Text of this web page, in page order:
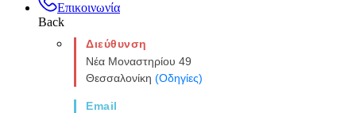
Επικοινωνία
Back
Διεύθυνση
Νέα Μοναστηρίου 49
Θεσσαλονίκη (Οδηγίες)
Email